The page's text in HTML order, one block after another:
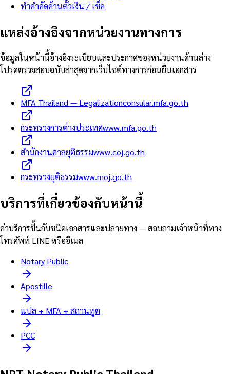
ทำคำคัดค้านตั๋วเงิน / เช็ค
แหล่งอ้างอิงจากหน่วยงานทางการ
ข้อมูลในหน้านี้อ้างอิงระเบียบและประกาศของหน่วยงานด้านล่าง
โปรดตรวจสอบฉบับล่าสุดจากเว็บไซต์ทางการก่อนยื่นเอกสาร
MFA Thailand — Legalizationconsular.mfa.go.th
กระทรวงการต่างประเทศwww.mfa.go.th
สำนักงานศาลยุติธรรมwww.coj.go.th
กระทรวงยุติธรรมwww.moj.go.th
บริการที่เกี่ยวข้องกับหน้านี้
ค่าบริการขึ้นกับชนิดเอกสารและปลายทาง — สอบถามเจ้าหน้าที่ทาง
โทรศัพท์ LINE หรืออีเมล
Notary Public
Apostille
แปล + MFA + สถานทูต
PCC